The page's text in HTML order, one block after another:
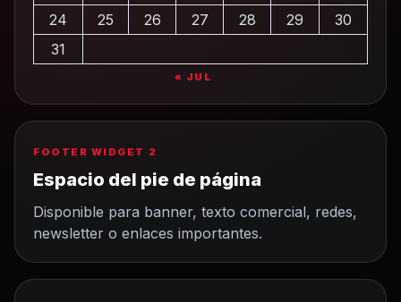
24
25 26 27 28 29
30
31
« JUL
FOOTER WIDGET 2
Espacio del pie de página
Disponible para banner, texto comercial, redes,
newsletter o enlaces importantes.